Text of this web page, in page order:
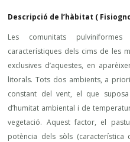
Descripció de l’hàbitat (
Les comunitats
característiques dels cims de les
exclusives d’aquestes, en
litorals. Tots dos ambients, a
constant del vent, el que
d’humitat ambiental i de
vegetació. Aquest factor, el
potència dels sòls